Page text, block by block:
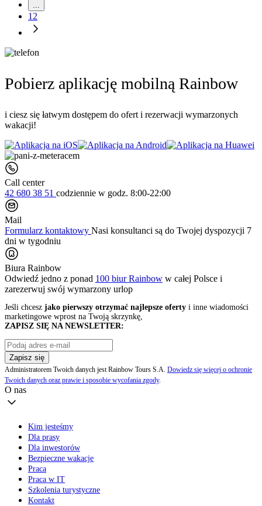
...
12
Pobierz aplikację mobilną Rainbow
i ciesz się łatwym dostępem do ofert i rezerwacji wymarzonych
wakacji!
Call center
42 680 38 51 codziennie w godz. 8:00-22:00
Mail
Formularz kontaktowy Nasi konsultanci są do Twojej dyspozycji 7
dni w tygodniu
Biura Rainbow
Odwiedź jedno z ponad 100 biur Rainbow w całej Polsce i
zarezerwuj swój wymarzony urlop
Jeśli chcesz jako pierwszy otrzymać najlepsze oferty i inne wiadomości
marketingowe wprost na Twoją skrzynkę,
ZAPISZ SIĘ NA NEWSLETTER:
Zapisz się
Administratorem Twoich danych jest Rainbow Tours S.A. Dowiedz się więcej o ochronie
Twoich danych oraz prawie i sposobie wycofania zgody.
O nas
Kim jesteśmy
Dla prasy
Dla inwestorów
Bezpieczne wakacje
Praca
Praca w IT
Szkolenia turystyczne
Kontakt